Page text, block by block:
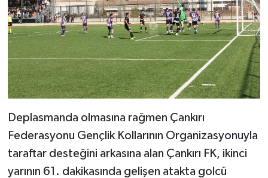
Deplasmanda olmasına rağmen Çankırı
Federasyonu Gençlik Kollarının Organizasyonuyla
taraftar desteğini arkasına alan Çankırı FK, ikinci
yarının 61. dakikasında gelişen atakta golcü